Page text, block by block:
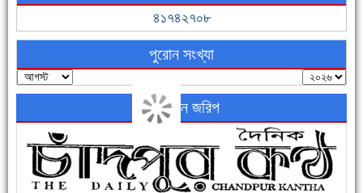
নতুনবাজার ফাঁড়ি পুলিশের অভিযানে ৪০ পিচ ইয়াবাসহ ১ জন গ্রেফতার
৪১৭৪২৭০৮
পুরোন সংখ্যা
অনলাইন জরিপ